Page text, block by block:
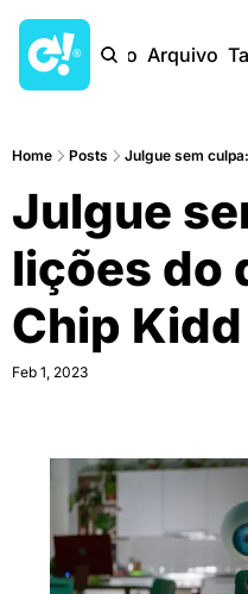
Início Arquivo
Home Posts Julgue sem
Julgue
lições do
Chip Kidd
Feb 1, 2023